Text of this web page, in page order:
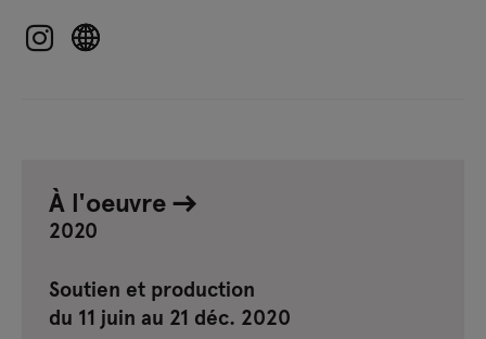
À l'oeuvre
2020
Soutien et production
du 11 juin au 21 déc. 2020